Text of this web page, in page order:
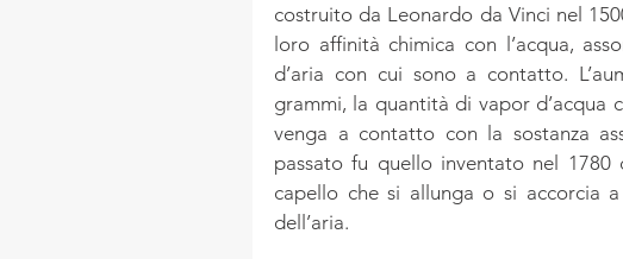
costruito da Leonardo da Vinci nel
loro affinità chimica con l’acqua,
d’aria con cui sono a contatto.
grammi, la quantità di vapor d’acqua
venga a contatto con la sostanza
passato fu quello inventato nel 1780
capello che si allunga o si accorcia
dell’aria.